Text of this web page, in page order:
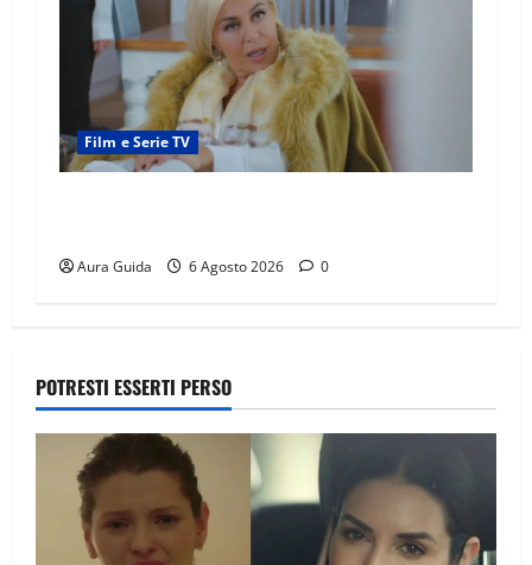
Film e Serie TV
Aura Guida 6 Agosto 2026 0
POTRESTI ESSERTI PERSO